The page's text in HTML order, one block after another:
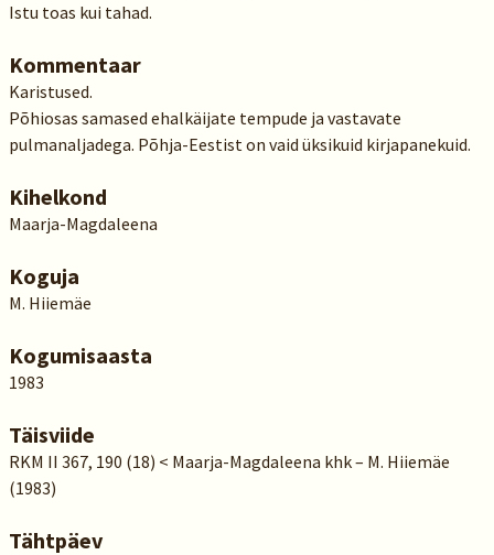
Istu toas kui tahad.
Kommentaar
Karistused.
Põhiosas samased ehalkäijate tempude ja vastavate
pulmanaljadega. Põhja-Eestist on vaid üksikuid kirjapanekuid.
Kihelkond
Maarja-Magdaleena
Koguja
M. Hiiemäe
Kogumisaasta
1983
Täisviide
RKM II 367, 190 (18) < Maarja-Magdaleena khk – M. Hiiemäe
(1983)
Tähtpäev